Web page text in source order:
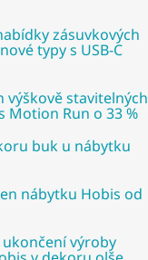
zásuvkových
typy s USB-C
výškově stavitelných
Motion Run o 33 %
buk u nábytku
nábytku Hobis od
ukončení výroby